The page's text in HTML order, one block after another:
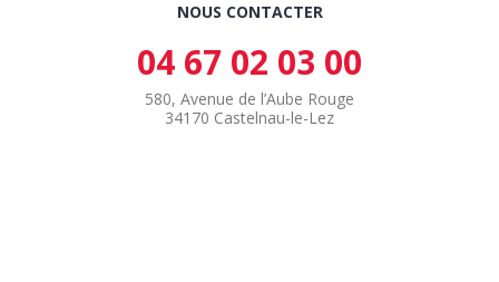
NOUS CONTACTER
04 67 02 03 00
580, Avenue de l’Aube Rouge
34170 Castelnau-le-Lez